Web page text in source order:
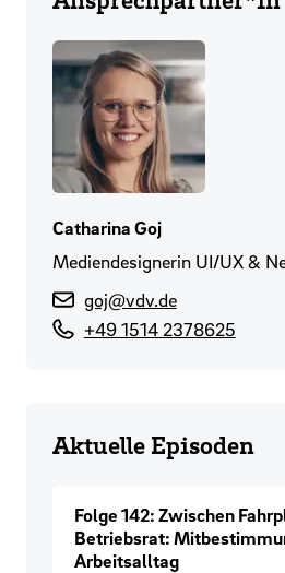
Catharina Goj
Mediendesignerin UI/UX &
goj@vdv.de
+49 1514 2378625
Aktuelle Episoden
Folge 142: Zwischen
Betriebsrat:
Arbeitsalltag